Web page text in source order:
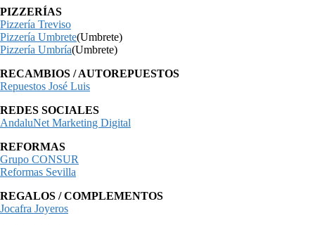
PIZZERÍAS
Pizzería Treviso
Pizzería Umbrete(Umbrete)
Pizzería Umbría(Umbrete)
RECAMBIOS / AUTOREPUESTOS
Repuestos José Luis
REDES SOCIALES
AndaluNet Marketing Digital
REFORMAS
Grupo CONSUR
Reformas Sevilla
REGALOS / COMPLEMENTOS
Jocafra Joyeros